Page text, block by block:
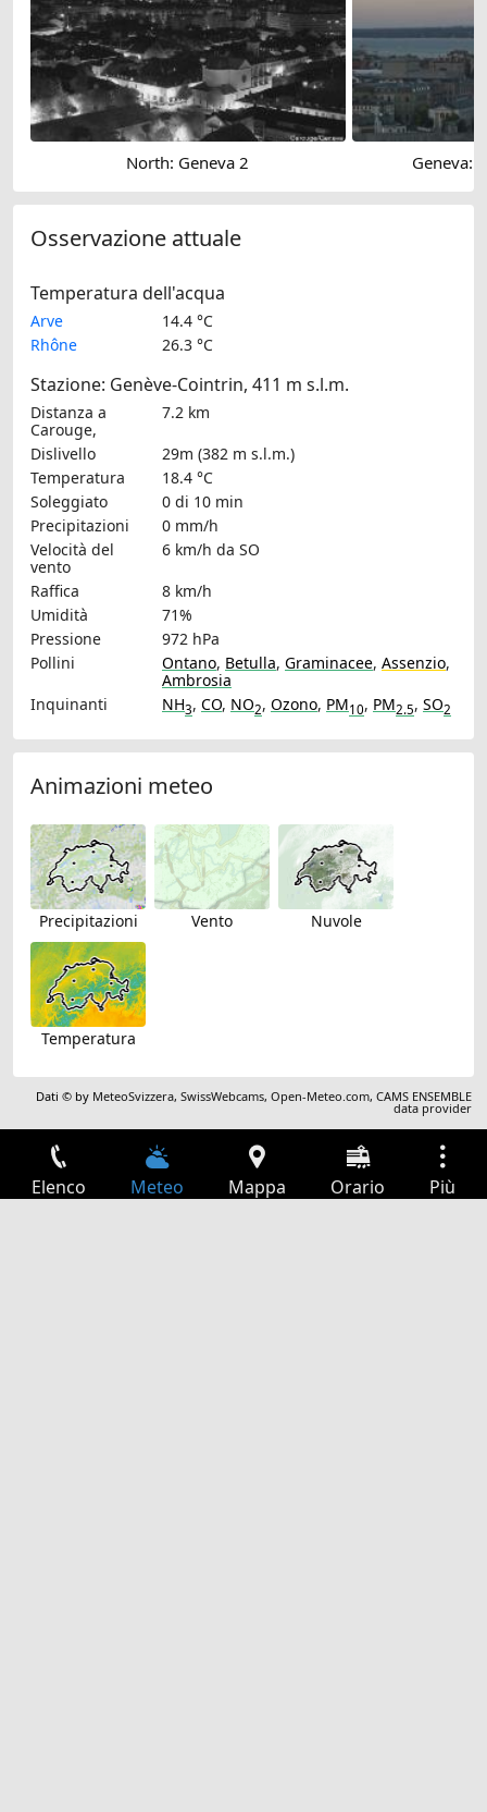
North: Geneva 2 Geneva:
Osservazione attuale
Temperatura dell'acqua
Arve
14.4 °C
Rhône
26.3 °C
Stazione: Genève-Cointrin, 411 m s.l.m.
Distanza a
Carouge,
7.2 km
Dislivello
29m (382 m s.l.m.)
Temperatura
18.4 °C
Soleggiato
0 di 10 min
Precipitazioni
0 mm/h
Velocità del
vento
6 km/h da SO
Raffica
8 km/h
Umidità
71%
Pressione
972 hPa
Pollini
Ontano, Betulla, Graminacee, Assenzio,
Ambrosia
Inquinanti
NH3, CO, NO2, Ozono, PM10, PM2.5, SO2
Animazioni meteo
Precipitazioni Vento Nuvole
Temperatura
Dati © by MeteoSvizzera,SwissWebcams,Open-Meteo.com,CAMS ENSEMBLE
data provider
Elenco Meteo Mappa Orario Più